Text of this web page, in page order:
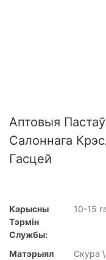
Аптовыя
Салоннага
Гасцей
Карысны
Тэрмін
Службы:
10-15
Матэрыял
Скура \